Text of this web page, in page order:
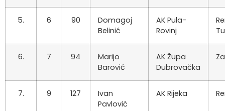
5. 6 90
Domagoj
Belinić
AK Pula-
Rovinj
6. 7 94
Marijo
Barović
AK Župa
Dubrovačka
7. 9 127
Ivan
Pavlović
AK Rijeka